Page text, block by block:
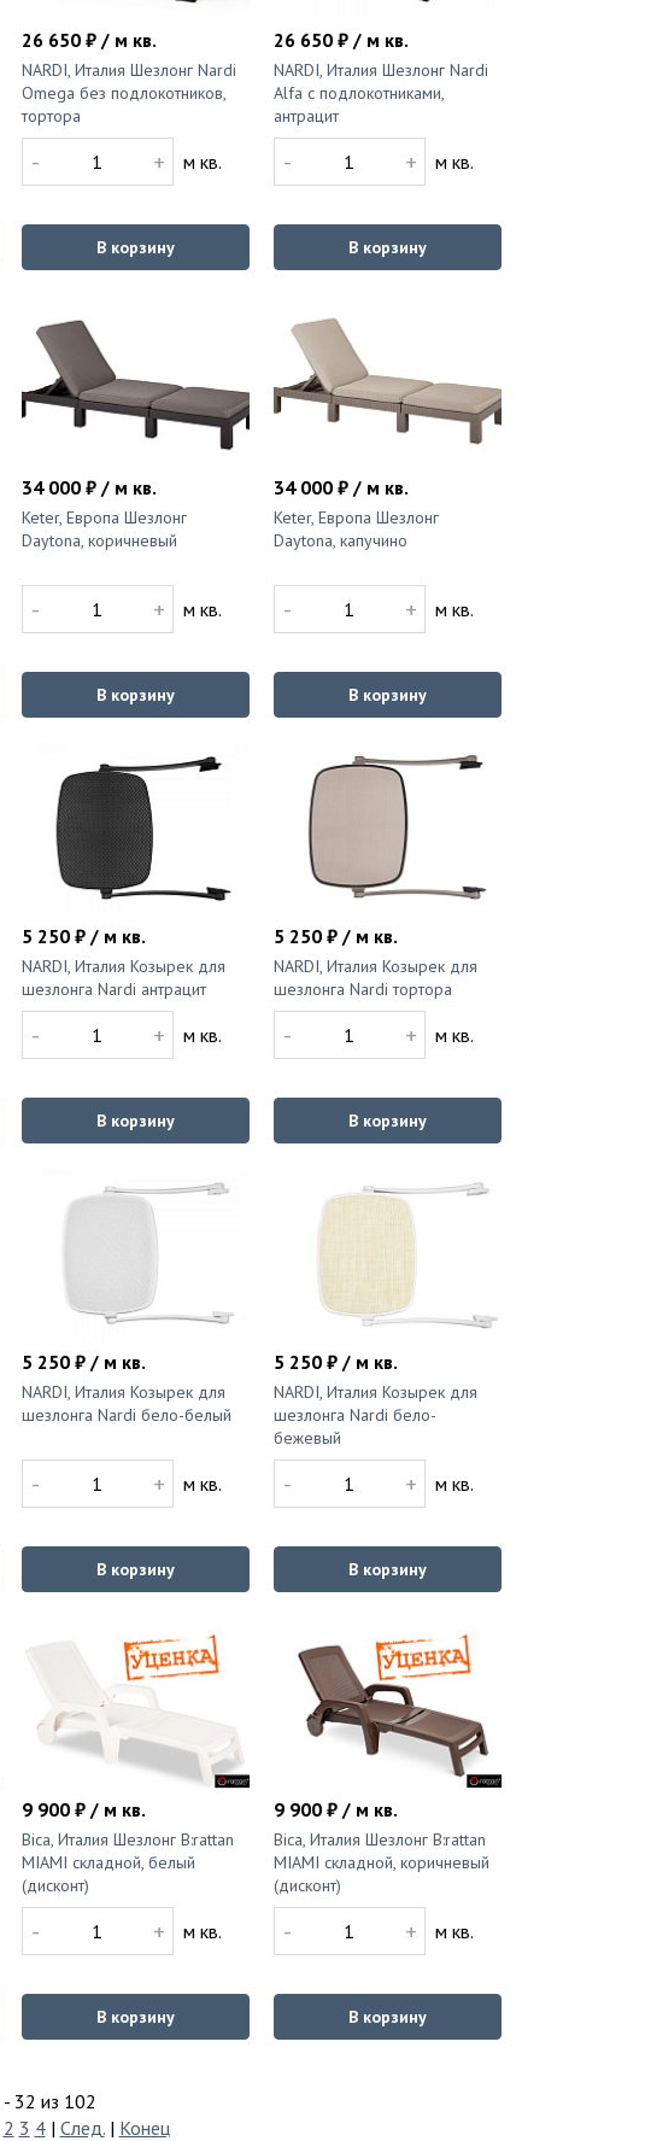
26 650 ₽ / м кв.
NARDI, Италия Шезлонг Nardi
Omega без подлокотников,
тортора
- + м кв.
В корзину
26 650 ₽ / м кв.
NARDI, Италия Шезлонг Nardi
Alfa с подлокотниками,
антрацит
- + м кв.
В корзину
34 000 ₽ / м кв.
Keter, Европа Шезлонг
Daytona, коричневый
- + м кв.
В корзину
34 000 ₽ / м кв.
Keter, Европа Шезлонг
Daytona, капучино
- + м кв.
В корзину
5 250 ₽ / м кв.
NARDI, Италия Козырек для
шезлонга Nardi антрацит
- + м кв.
В корзину
5 250 ₽ / м кв.
NARDI, Италия Козырек для
шезлонга Nardi тортора
- + м кв.
В корзину
5 250 ₽ / м кв.
NARDI, Италия Козырек для
шезлонга Nardi бело-белый
- + м кв.
В корзину
5 250 ₽ / м кв.
NARDI, Италия Козырек для
шезлонга Nardi бело-
бежевый
- + м кв.
В корзину
9 900 ₽ / м кв.
Bica, Италия Шезлонг B:rattan
MIAMI складной, белый
(дисконт)
- + м кв.
В корзину
9 900 ₽ / м кв.
Bica, Италия Шезлонг B:rattan
MIAMI складной, коричневый
(дисконт)
- + м кв.
В корзину
32 из 102
2 3 4| След.| Конец